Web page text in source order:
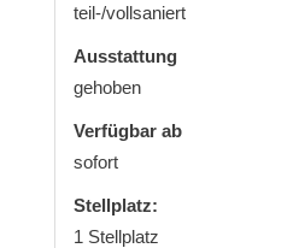
teil-/vollsaniert
Ausstattung
gehoben
Verfügbar ab
sofort
Stellplatz:
1 Stellplatz